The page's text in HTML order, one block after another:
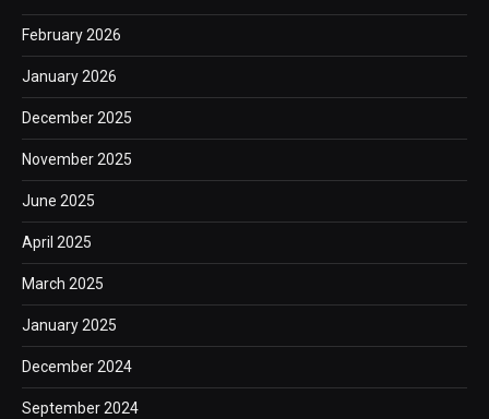
February 2026
January 2026
December 2025
November 2025
June 2025
April 2025
March 2025
January 2025
December 2024
September 2024